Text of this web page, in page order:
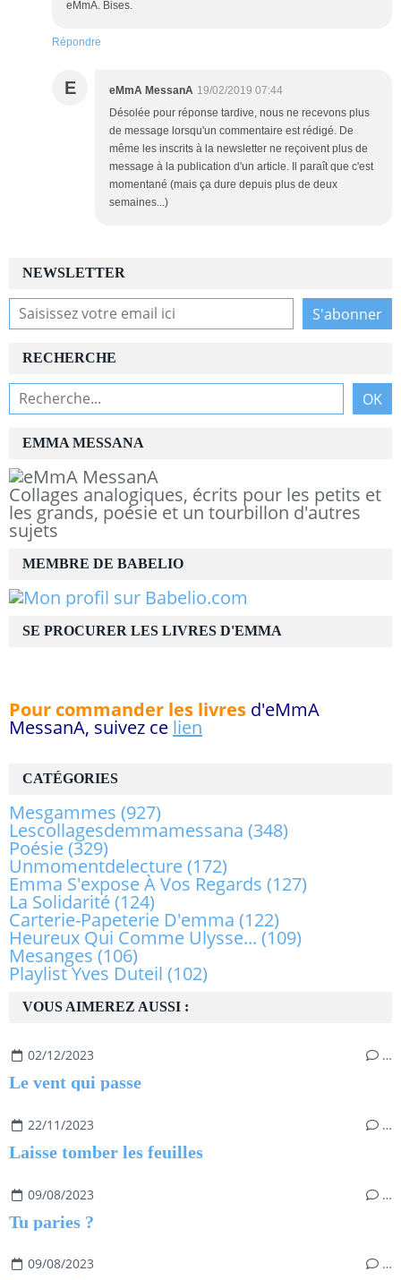
eMmA. Bises.
Répondre
E eMmA MessanA 19/02/2019 07:44
Désolée pour réponse tardive, nous ne recevons plus
de message lorsqu'un commentaire est rédigé. De
même les inscrits à la newsletter ne reçoivent plus de
message à la publication d'un article. Il paraît que c'est
momentané (mais ça dure depuis plus de deux
semaines...)
NEWSLETTER
RECHERCHE
EMMA MESSANA
Collages analogiques, écrits pour les petits et
les grands, poésie et un tourbillon d'autres
sujets
VOUS AIMEREZ AUSSI :
02/12/2023 …
Le vent qui passe
22/11/2023 …
Laisse tomber les feuilles
09/08/2023 …
Tu paries ?
09/08/2023 …
CATÉGORIES
Mesgammes (927)
Lescollagesdemmamessana (348)
Poésie(329)
Unmomentdelecture(172)
Emma S'expose À Vos Regards (127)
La Solidarité(124)
Carterie-Papeterie D'emma (122)
Heureux Qui Comme Ulysse... (109)
Mesanges (106)
Playlist Yves Duteil (102)
MEMBRE DE BABELIO
SE PROCURER LES LIVRES D'EMMA
Pour commander les livres d'eMmA
MessanA, suivez ce lien